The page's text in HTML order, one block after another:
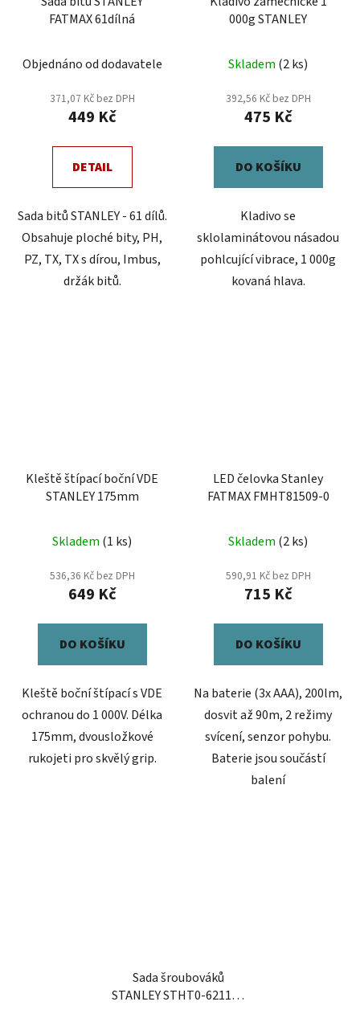
FATMAX 61dílná
Objednáno od dodavatele
371,07 Kč bez DPH
449 Kč
DETAIL
Sada bitů STANLEY - 61 dílů.
Obsahuje ploché bity, PH,
PZ, TX, TX s dírou, Imbus,
držák bitů.
000g STANLEY
Skladem (2 ks)
392,56 Kč bez DPH
475 Kč
DO KOŠÍKU
Kladivo se
sklolaminátovou násadou
pohlcující vibrace, 1 000g
kovaná hlava.
Kleště štípací boční VDE
STANLEY 175mm
Skladem (1 ks)
536,36 Kč bez DPH
649 Kč
DO KOŠÍKU
Kleště boční štípací s VDE
ochranou do 1 000V. Délka
175mm, dvousložkové
rukojeti pro skvělý grip.
LED čelovka Stanley
FATMAX FMHT81509-0
Skladem (2 ks)
590,91 Kč bez DPH
715 Kč
DO KOŠÍKU
Na baterie (3x AAA), 200lm,
dosvit až 90m, 2 režimy
svícení, senzor pohybu.
Baterie jsou součástí
balení
Sada šroubováků
STANLEY STHT0-62113 -